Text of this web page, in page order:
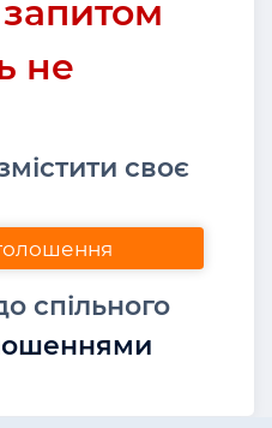
не
своє
спільного